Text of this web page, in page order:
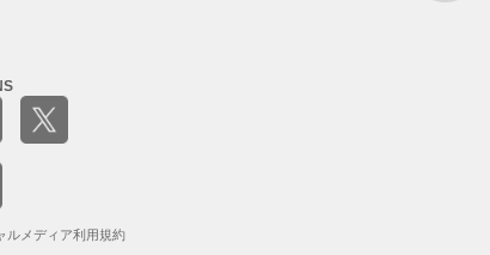
ルメディア利用規約